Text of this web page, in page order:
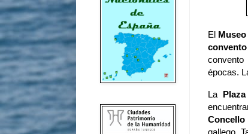
El
convento
épocas.
La
Concello
gallego.